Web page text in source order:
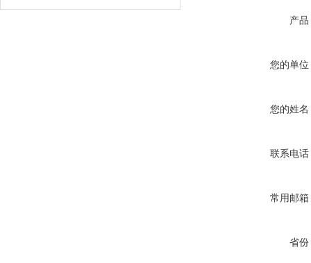
产品
您的单位
您的姓名
联系电话
常用邮箱
省份